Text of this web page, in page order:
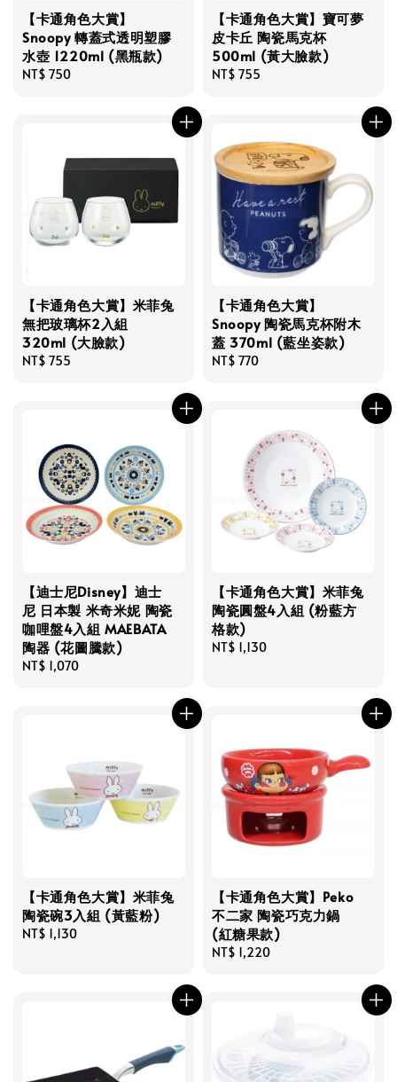
【卡通角色大賞】
Snoopy 轉蓋式透明塑膠
水壺 1220ml (黑瓶款)
Regular
NT$ 750
【卡通角色大賞】寶可夢
皮卡丘 陶瓷馬克杯
500ml (黃大臉款)
Regular
NT$ 755
【卡通角色大賞】米菲兔
無把玻璃杯2入組
320ml (大臉款)
Regular
NT$ 755
【卡通角色大賞】
Snoopy 陶瓷馬克杯附木
蓋 370ml (藍坐姿款)
Regular
NT$ 770
【迪士尼Disney】迪士
尼 日本製 米奇米妮 陶瓷
咖哩盤4入組 MAEBATA
陶器 (花圖騰款)
Regular
NT$ 1,070
【卡通角色大賞】米菲兔
陶瓷圓盤4入組 (粉藍方
格款)
Regular
NT$ 1,130
【卡通角色大賞】米菲兔
陶瓷碗3入組 (黃藍粉)
Regular
NT$ 1,130
【卡通角色大賞】Peko
不二家 陶瓷巧克力鍋
(紅糖果款)
Regular
NT$ 1,220